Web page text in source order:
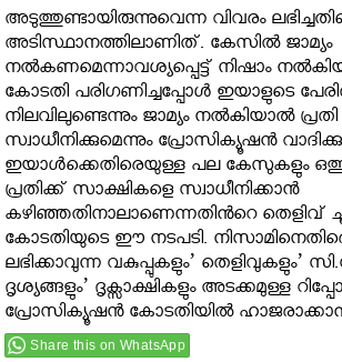
അടുത്തുണ്ടായിരുന്നുവെന്ന വിവരം
അടിസ്ഥാനത്തിലാണിത്. കേസില്‍ ജാമ്യം
നല്‍കണമെന്നാവശ്യപ്പെട്ട് നിഷാം
കോടതി പരിഗണിച്ചപ്പോള്‍ ഇയാളുടെ
നിലവിലുണ്ടെന്നും ജാമ്യം നല്‍കിയാല്‍
സ്വാധീനിക്കുമെന്നും പ്രോസിക്യൂഷന്‍
ഇയാള്‍ക്കെതിരെയുള്ള പല കേസുകളും
പ്രതിക്ക് സാക്ഷികളെ സ്വാധീനിക്കാന്‍
കഴിഞ്ഞതിനാലാണെന്നതിൻറെ തെളിവ്
കോടതിയുടെ ഈ നടപടി.
ലഭിക്കാവുന്ന വകുപ്പുകളും’ തെളിവുകളും’
ദൃശ്യങ്ങളും’ ദൃക്സാക്ഷികളും അടക്കമുള്ള
പ്രോസിക്യൂഷന്‍ കോടതിയില്‍
Share this on WhatsApp